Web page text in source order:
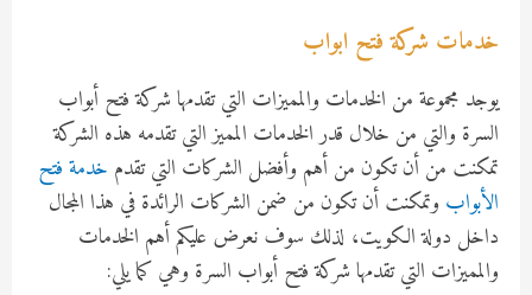
خدمات شركة فتح ابواب
يوجد مجموعة من الخدمات والمميزات التي تقدمها شركة فتح أبواب
السرة والتي من خلال قدر الخدمات المميز التي تقدمه هذه الشركة
تمكنت من أن تكون من أهم وأفضل الشركات التي تقدم خدمة فتح
الأبواب وتمكنت أن تكون من ضمن الشركات الرائدة في هذا المجال
داخل دولة الكويت، لذلك سوف نعرض عليكم أهم الخدمات
والمميزات التي تقدمها شركة فتح أبواب السرة وهي كما يلي: